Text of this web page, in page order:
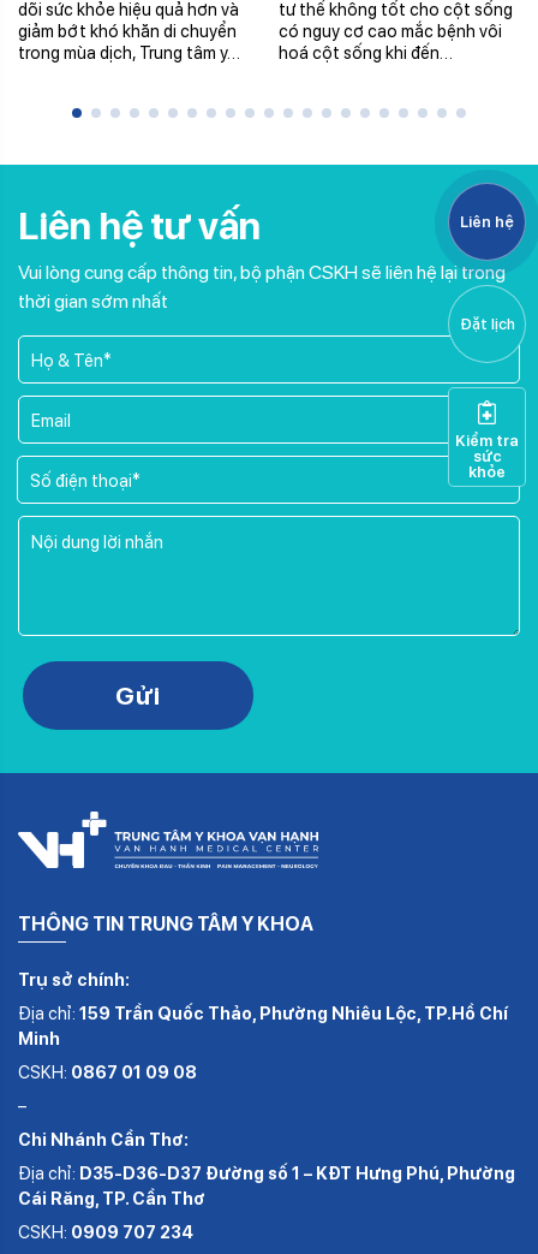
NGÀY
dõi sức khỏe hiệu quả hơn và
giảm bớt khó khăn di chuyển
trong mùa dịch, Trung tâm y…
tư thế không tốt cho cột sống
có nguy cơ cao mắc bệnh vôi
hoá cột sống khi đến…
THÔNG TIN TRUNG TÂM Y KHOA
Trụ sở chính:
Địa chỉ: 159 Trần Quốc Thảo, Phường Nhiêu Lộc, TP.Hồ Chí
Minh
CSKH: 0867 01 09 08
–
Chi Nhánh Cần Thơ:
Địa chỉ: D35-D36-D37 Đường số 1 – KĐT Hưng Phú, Phường
Cái Răng, TP. Cần Thơ
CSKH: 0909 707 234
Liên hệ tư vấn
Vui lòng cung cấp thông tin, bộ phận CSKH sẽ liên hệ lại trong
thời gian sớm nhất
Please leave this field empty.
Gửi
Liên hệ
Đặt lịch
Kiểm tra
sức
khỏe